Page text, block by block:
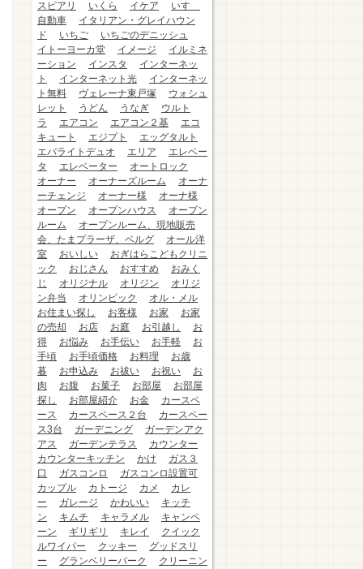
スピアリ
いくら イケア
いすゞ
自動車
イタリアン・グレイハウン
ド
いちご
いちごのデニッシュ
イトーヨーカ堂
イメージ
イルミネ
ーション
インスタ
インターネッ
ト
インターネット光
インターネッ
ト無料
ヴェレーナ東戸塚
ウォシュ
レット
うどん うなぎ
ウルト
ラ
エアコン エアコン２基
エコ
キュート
エジプト
エッグタルト
エバライトデュオ
エリア
エレベー
タ
エレベーター
オートロック
オーナー
オーナーズルーム
オーナ
ーチェンジ
オーナー様
オーナ様
オープン
オープンハウス
オープン
ルーム
オープンルーム、現地販売
会、たまプラーザ、ベルグ
オール洋
室
おいしい
おぎはらこどもクリニ
ック
おじさん おすすめ
おみく
じ
オリジナル オリジン
オリジ
ン弁当
オリンピック
オル・メル
お住まい探し
お客様 お家
お家
の売却
お店 お庭 お引越し
お
得
お悩み お手伝い お手軽
お
手頃
お手頃価格 お料理
お歳
暮
お申込み お祓い お祝い
お
肉
お腹 お菓子 お部屋
お部屋
探し
お部屋紹介 お金
カースペ
ース
カースペース２台
カースペー
ス3台
ガーデニング
ガーデンアク
アス
ガーデンテラス
カウンター
カウンターキッチン
かけ
ガス３
口
ガスコンロ
ガスコンロ設置可
カップル
カトージ カメ
カレ
ー
ガレージ かわいい
キッチ
ン
キムチ キャラメル
キャンペ
ーン
ギリギリ キレイ
クイック
ルワイパー
クッキー
グッドスリ
ー
グランベリーパーク
クリーニン